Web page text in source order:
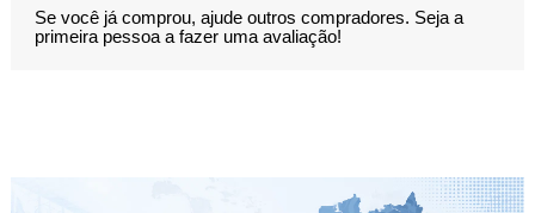
Se você já comprou, ajude outros compradores. Seja a
primeira pessoa a fazer uma avaliação!